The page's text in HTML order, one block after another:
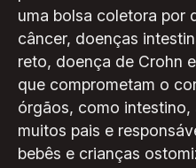
uma bolsa coletora por
câncer, doenças
reto, doença de Crohn
que comprometam o
órgãos, como intestino,
muitos pais e
bebês e crianças